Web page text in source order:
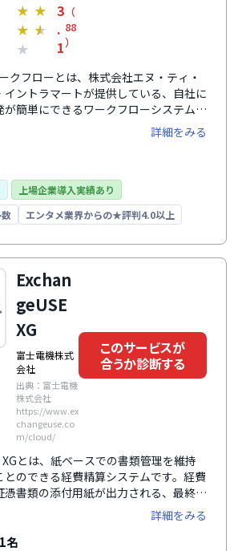
★ ★
★ ★
★
3
.
1
（
88
）
フローとは、株式会社エヌ・ティ・
イントラマートが提供している、自社に
が簡単にできるワークフローシステムで
画面フォームを専用のツールを使うこ
することが可能です。データの集計や分
もドラッグ＆ドロップだけで作成でき
す。多言語機能により英語・中国語が自
、海外の拠点でも活用可能。タイムゾ
おり、利用ユーザーに合わせた日時設
詳細をみる
上場企業導入実績あり
エンタメ業界からの★評判4.0以上
Exchan
geUSE
XG
富士電機株式
会社
出典：富士電機
株式会社
https://www.ex
changeuse.co
m/cloud/
このサービスが
合うか診断する
とは、紙ベースでの書類管理を維持
とのできる経費精算システムです。経費
憑書類の添付用紙が出力される、最終承
生成されたバーコードの読取による一括
差戻しがある際には提出された用紙を使
正依頼を行えるなど、紙ベースによる
詳細をみる
名